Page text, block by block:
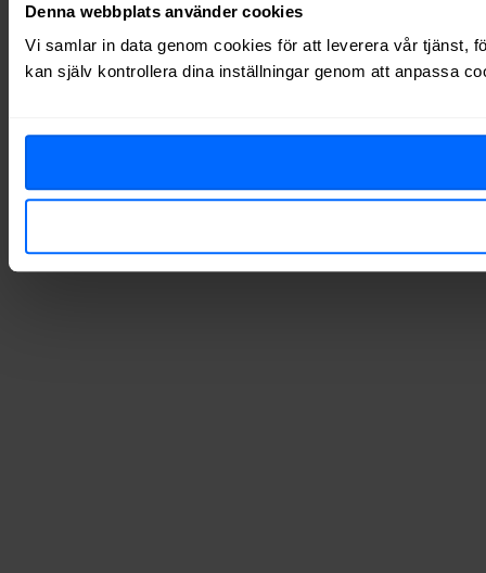
Denna webbplats använder cookies
Vi samlar in data genom cookies för att leverera vår tjänst,
kan själv kontrollera dina inställningar genom att anpassa